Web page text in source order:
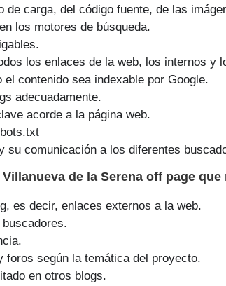
de carga, del código fuente, de las
los motores de búsqueda.
los enlaces de la web, los internos y
el contenido sea indexable por Google.
adecuadamente.
acorde a la página web.
su comunicación a los diferentes
Villanueva de la Serena off page que
es decir, enlaces externos a la web.
foros según la temática del proyecto.
en otros blogs.